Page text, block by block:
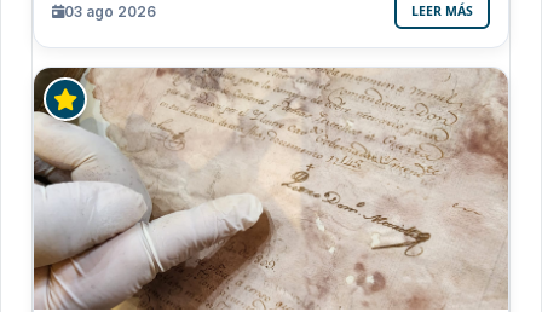
03 ago 2026 LEER MÁS